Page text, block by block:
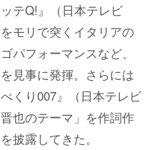
テQ!』（日本テレビ
モリで突くイタリアの
パフォーマンスなど、
見事に発揮。さらには
くり007』（日本テレビ
也のテーマ」を作詞作
披露してきた。